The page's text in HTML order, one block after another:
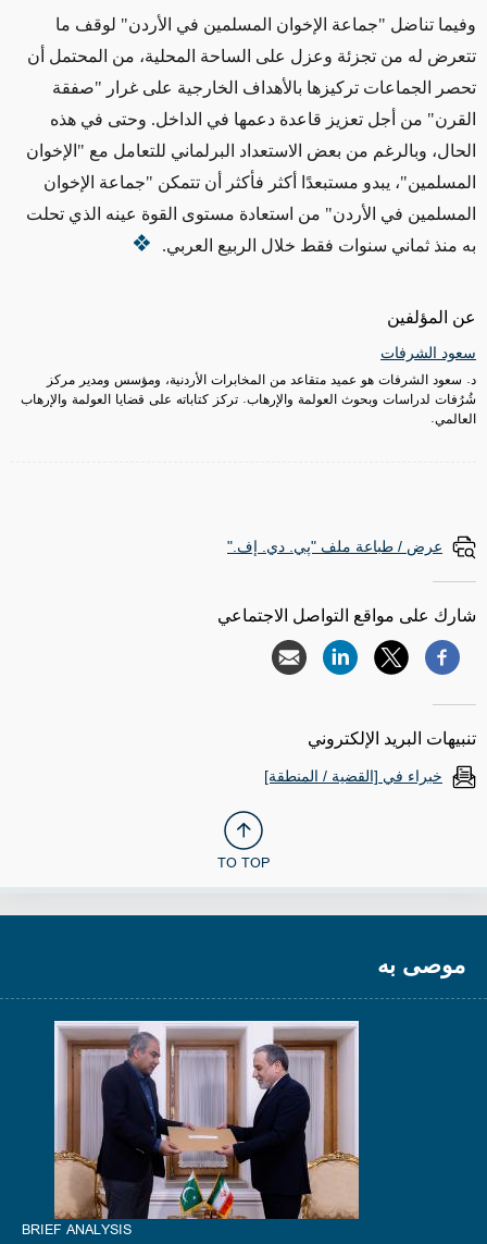
عن المؤلفين
سعود الشرفات
د. سعود الشرفات هو عميد متقاعد من المخابرات الأردنية، ومؤسس ومدير مركز
شُرُفات لدراسات وبحوث العولمة والإرهاب. تركز كتاباته على قضايا العولمة والإرهاب
العالمي.
وفيما تناضل "جماعة الإخوان المسلمين في الأردن" لوقف ما
تتعرض له من تجزئة وعزل على الساحة المحلية، من المحتمل أن
تحصر الجماعات تركيزها بالأهداف الخارجية على غرار "صفقة
القرن" من أجل تعزيز قاعدة دعمها في الداخل. وحتى في هذه
الحال، وبالرغم من بعض الاستعداد البرلماني للتعامل مع "الإخوان
المسلمين"، يبدو مستبعدًا أكثر فأكثر أن تتمكن "جماعة الإخوان
المسلمين في الأردن" من استعادة مستوى القوة عينه الذي تحلت
به منذ ثماني سنوات فقط خلال الربيع العربي.
عرض / طباعة ملف "پي. دي. إف."
شارك على مواقع التواصل الاجتماعي
تنبيهات البريد الإلكتروني
خبراء في [القضية / المنطقة]
TO TOP
موصى به
BRIEF ANALYSIS